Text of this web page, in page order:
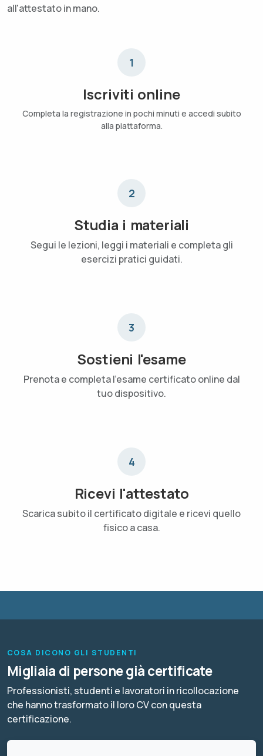
all'attestato in mano.
1
Iscriviti online
Completa la registrazione in pochi minuti e accedi subito
alla piattaforma.
2
Studia i materiali
Segui le lezioni, leggi i materiali e completa gli
esercizi pratici guidati.
3
Sostieni l'esame
Prenota e completa l'esame certificato online dal
tuo dispositivo.
4
Ricevi l'attestato
Scarica subito il certificato digitale e ricevi quello
fisico a casa.
COSA DICONO GLI STUDENTI
Migliaia di persone già certificate
Professionisti, studenti e lavoratori in ricollocazione
che hanno trasformato il loro CV con questa
certificazione.